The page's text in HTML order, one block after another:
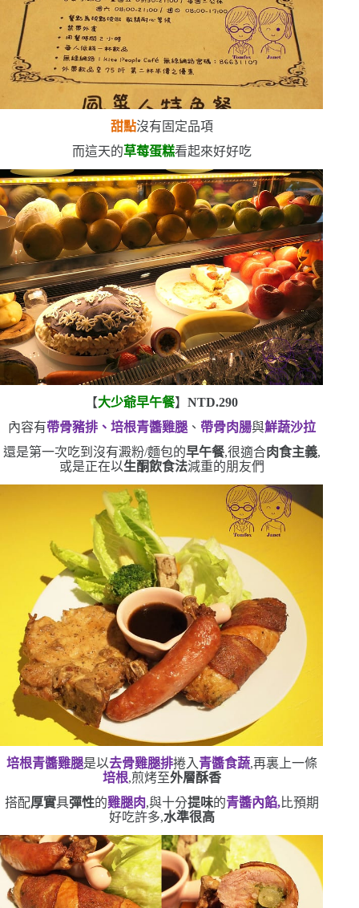
甜點沒有固定品項
而這天的草莓蛋糕看起來好好吃
【大少爺早午餐】NTD.290
內容有帶骨豬排、培根青醬雞腿、 帶骨肉腸與鮮蔬沙拉
還是第一次吃到沒有澱粉/麵包的早午餐,很適合肉食主義,
或是正在以生酮飲食法減重的朋友們
培根青醬雞腿是以去骨雞腿排捲入 青醬食蔬,再裏上一條
培根,煎烤至外層酥香
搭配厚實具彈性的雞腿肉,與十分提味的青醬內餡,比預期
好吃許多,水準很高